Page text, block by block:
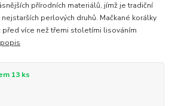
přírodních materiálů, jímž je tradiční
perlových druhů. Mačkané korálky
před více než třemi stoletími lisováním
13 ks